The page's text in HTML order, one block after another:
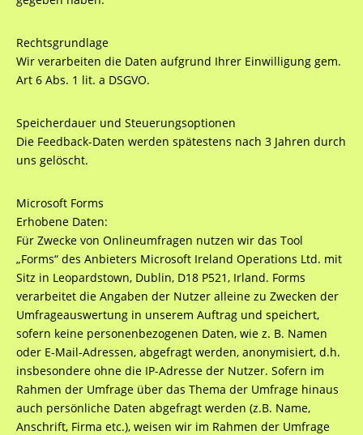
Rechtsgrundlage
Wir verarbeiten die Daten aufgrund Ihrer Einwilligung gem.
Art 6 Abs. 1 lit. a DSGVO.
Speicherdauer und Steuerungsoptionen
Die Feedback-Daten werden spätestens nach 3 Jahren durch
uns gelöscht.
Microsoft Forms
Erhobene Daten:
Für Zwecke von Onlineumfragen nutzen wir das Tool
„Forms“ des Anbieters Microsoft Ireland Operations Ltd. mit
Sitz in Leopardstown, Dublin, D18 P521, Irland. Forms
verarbeitet die Angaben der Nutzer alleine zu Zwecken der
Umfrageauswertung in unserem Auftrag und speichert,
sofern keine personenbezogenen Daten, wie z. B. Namen
oder E-Mail-Adressen, abgefragt werden, anonymisiert, d.h.
insbesondere ohne die IP-Adresse der Nutzer. Sofern im
Rahmen der Umfrage über das Thema der Umfrage hinaus
auch persönliche Daten abgefragt werden (z.B. Name,
Anschrift, Firma etc.), weisen wir im Rahmen der Umfrage